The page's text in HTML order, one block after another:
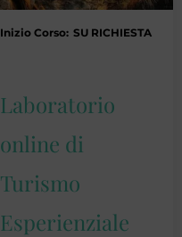
Inizio Corso: SU RICHIESTA
Laboratorio
online di
Turismo
Esperienziale